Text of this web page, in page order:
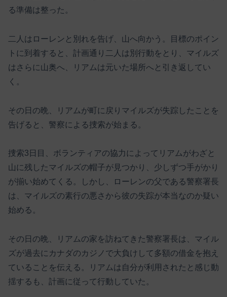
る準備は整った。
二人はローレンと別れを告げ、山へ向かう。目標のポイン
トに到着すると、計画通り二人は別行動をとり、マイルズ
はさらに山奥へ、リアムは元いた場所へと引き返してい
く。
その日の晩、リアムが町に戻りマイルズが失踪したことを
告げると、警察による捜索が始まる。
捜索3日目、ボランティアの協力によってリアムがわざと
山に残したマイルズの帽子が見つかり、少しずつ手がかり
が揃い始めてくる。しかし、ローレンの父である警察署長
は、マイルズの素行の悪さから彼の失踪が本当なのか疑い
始める。
その日の晩、リアムの家を訪ねてきた警察署長は、マイル
ズが過去にカナダのカジノで大負けして多額の借金を抱え
ていることを伝える。リアムは自分が利用されたと感じ動
揺するも、計画に従って行動していた。